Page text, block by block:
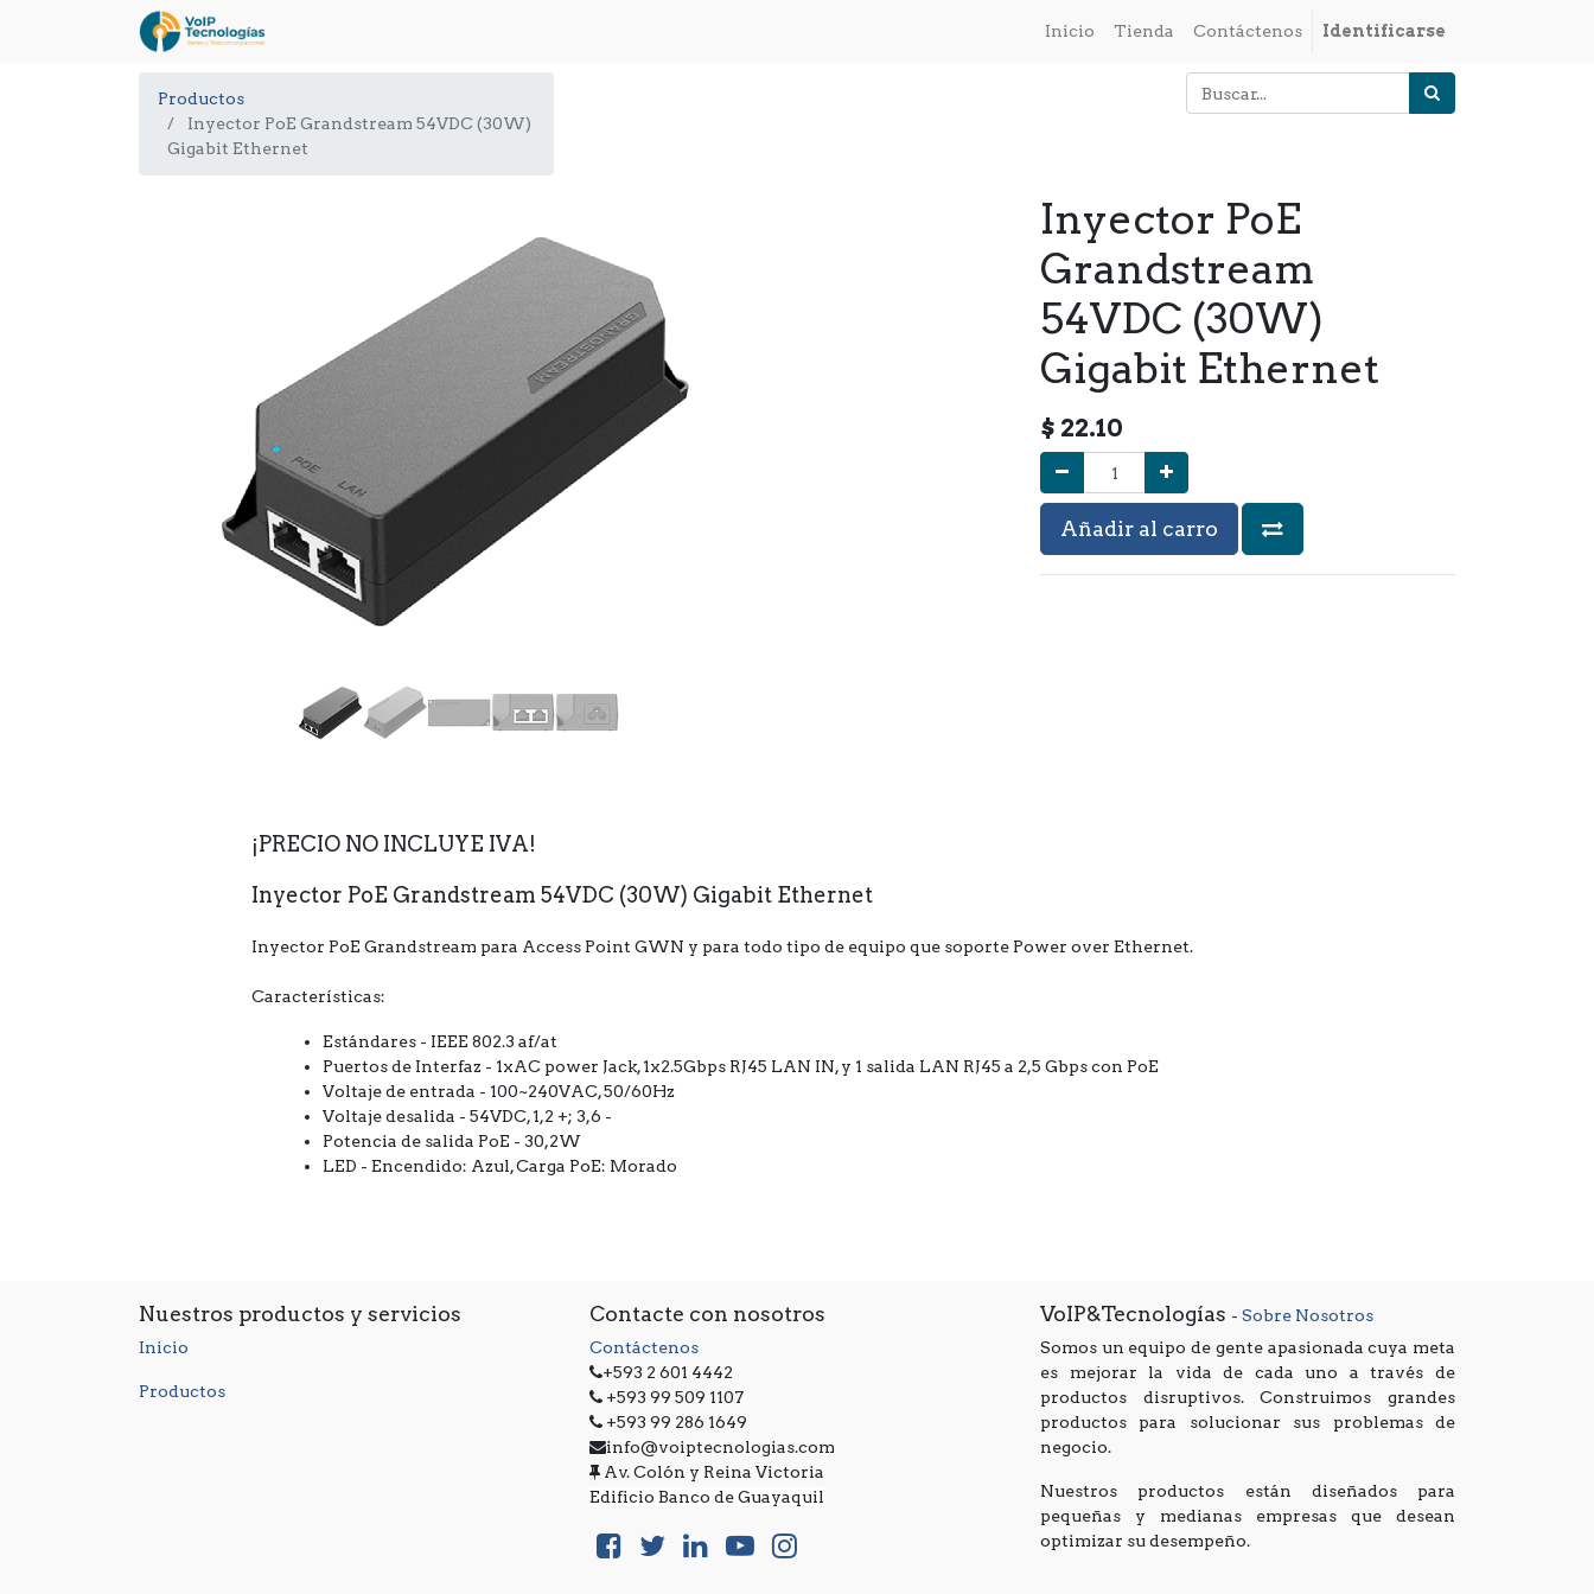
Inicio Tienda Contáctenos Identificarse
Productos
Inyector PoE Grandstream 54VDC (30W)
Gigabit Ethernet
Inyector PoE
Grandstream
54VDC (30W)
Gigabit Ethernet
$ 22.10
Añadir al carro
¡PRECIO NO INCLUYE IVA!
Inyector PoE Grandstream 54VDC (30W) Gigabit Ethernet
Inyector PoE Grandstream para Access Point GWN y para todo tipo de equipo que soporte Power over Ethernet.
Características:
Estándares - IEEE 802.3 af/at
Puertos de Interfaz - 1xAC power Jack, 1x2.5Gbps RJ45 LAN IN, y 1 salida LAN RJ45 a 2,5 Gbps con PoE
Voltaje de entrada - 100~240VAC, 50/60Hz
Voltaje desalida - 54VDC, 1,2 +; 3,6 -
Potencia de salida PoE - 30,2W
LED - Encendido: Azul, Carga PoE: Morado
Nuestros productos y servicios
Inicio
Productos
Contacte con nosotros
Contáctenos
+593 2 601 4442
+593 99 509 1107
+593 99 286 1649
info@voiptecnologias.com
Av. Colón y Reina Victoria
Edificio Banco de Guayaquil
VoIP&Tecnologías - Sobre Nosotros
Somos un equipo de gente apasionada cuya meta
es mejorar la vida de cada uno a través de
productos disruptivos. Construimos grandes
productos para solucionar sus problemas de
negocio.
Nuestros productos están diseñados para
pequeñas y medianas empresas que desean
optimizar su desempeño.